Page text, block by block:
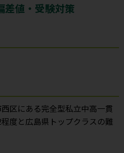
差値・受験対策
区にある完全型私立中高一貫
度と広島県トップクラスの難